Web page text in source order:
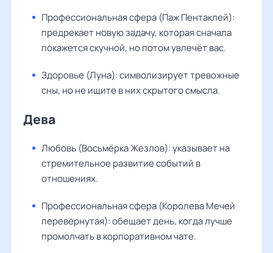
Профессиональная сфера (Паж Пентаклей):
предрекает новую задачу, которая сначала
покажется скучной, но потом увлечёт вас.
Здоровье (Луна): символизирует тревожные
сны, но не ищите в них скрытого смысла.
Дева
Любовь (Восьмёрка Жезлов): указывает на
стремительное развитие событий в
отношениях.
Профессиональная сфера (Королева Мечей
перевёрнутая): обещает день, когда лучше
промолчать в корпоративном чате.